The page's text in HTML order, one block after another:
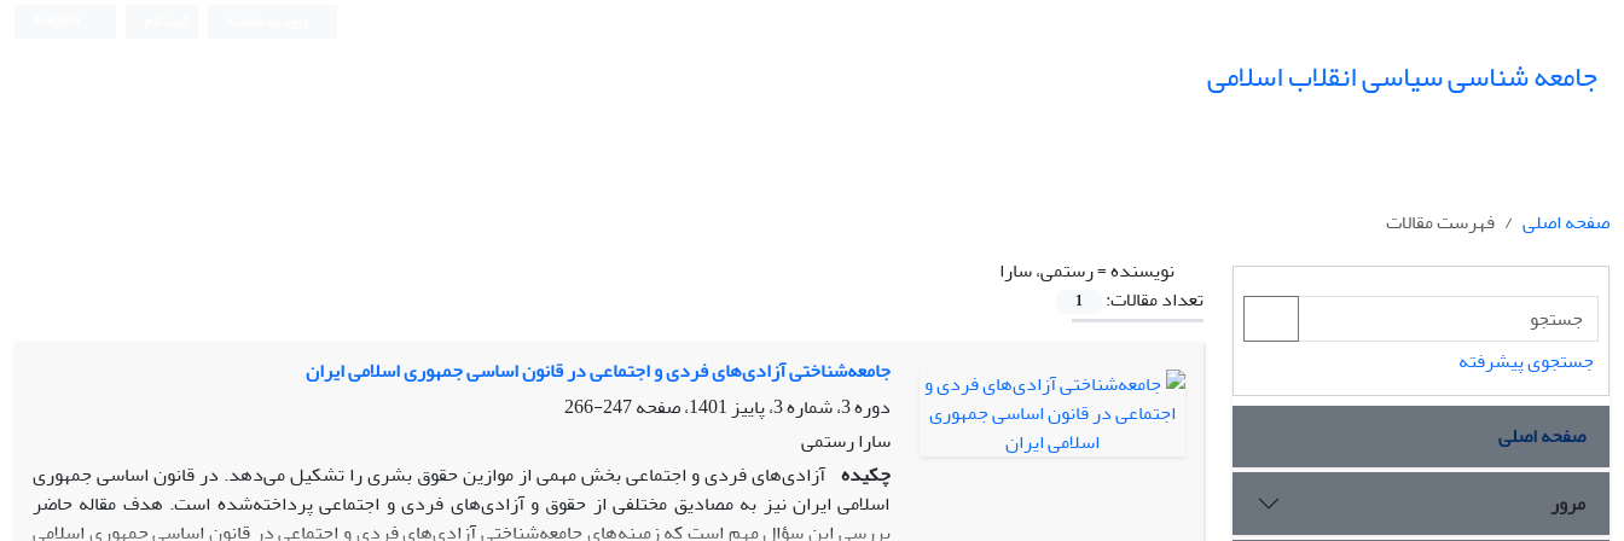
جامعه شناسی سیاسی انقلاب اسلامی
صفحه اصلی
فهرست مقالات
نویسنده =رستمی، سارا
تعداد مقالات:
1
جامعه‌شناختی آزادی‌های فردی و اجتماعی در قانون اساسی جمهوری اسلامی ایران
دوره 3، شماره 3، پاییز 1401، صفحه
247-266
سارا رستمی
چکیده آزادی‌های فردی و اجتماعی بخش مهمی از موازین حقوق بشری را تشکیل می‌‌دهد. در قانون اساسی جمهوری
اسلامی ایران نیز به مصادیق مختلفی از حقوق و آزادی‌های فردی و اجتماعی پرداخته‌شده است. هدف مقاله حاضر
بررسی این سؤال مهم است که زمینه‌های جامعه‌شناختی آزادی‌های فردی و اجتماعی در قانون اساسی جمهوری اسلامی
جستجوی پیشرفته
صفحه اصلی
مرور